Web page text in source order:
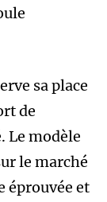
sa place
de
Le modèle
le marché
éprouvée et